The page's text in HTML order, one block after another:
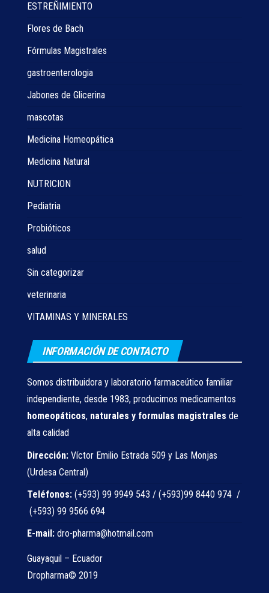
ESTREÑIMIENTO
Flores de Bach
Fórmulas Magistrales
gastroenterologia
Jabones de Glicerina
mascotas
Medicina Homeopática
Medicina Natural
NUTRICION
Pediatria
Probióticos
salud
Sin categorizar
veterinaria
VITAMINAS Y MINERALES
INFORMACIÓN DE CONTACTO
Somos distribuidora y laboratorio farmaceútico familiar
independiente, desde 1983, producimos medicamentos
homeopáticos, naturales y formulas magistrales de
alta calidad
Dirección: Víctor Emilio Estrada 509 y Las Monjas
(Urdesa Central)
Teléfonos: (+593) 99 9949 543 / (+593)99 8440 974 /
(+593) 99 9566 694
E-mail: dro-pharma@hotmail.com
Guayaquil – Ecuador
Dropharma© 2019